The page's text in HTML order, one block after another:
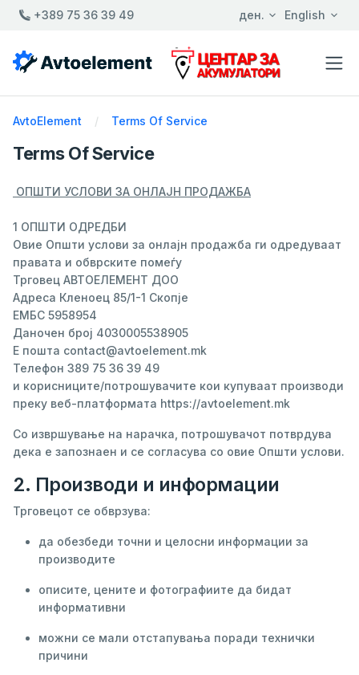
+389 75 36 39 49 ден. English
Terms Of Service
AvtoElement Terms Of Service
ОПШТИ УСЛОВИ ЗА ОНЛАЈН ПРОДАЖБА
1 ОПШТИ ОДРЕДБИ
Овие Општи услови за онлајн продажба ги одредуваат
правата и обврските помеѓу
Трговец АВТОЕЛЕМЕНТ ДОО
Адреса Кленоец 85/1-1 Скопје
ЕМБС 5958954
Даночен број 4030005538905
Е пошта contact@avtoelement.mk
Телефон 389 75 36 39 49
и корисниците/потрошувачите кои купуваат производи
преку веб-платформата https://avtoelement.mk
Со извршување на нарачка, потрошувачот потврдува
дека е запознаен и се согласува со овие Општи услови.
2. Производи и информации
Трговецот се обврзува:
да обезбеди точни и целосни информации за
производите
описите, цените и фотографиите да бидат
информативни
можни се мали отстапувања поради технички
причини